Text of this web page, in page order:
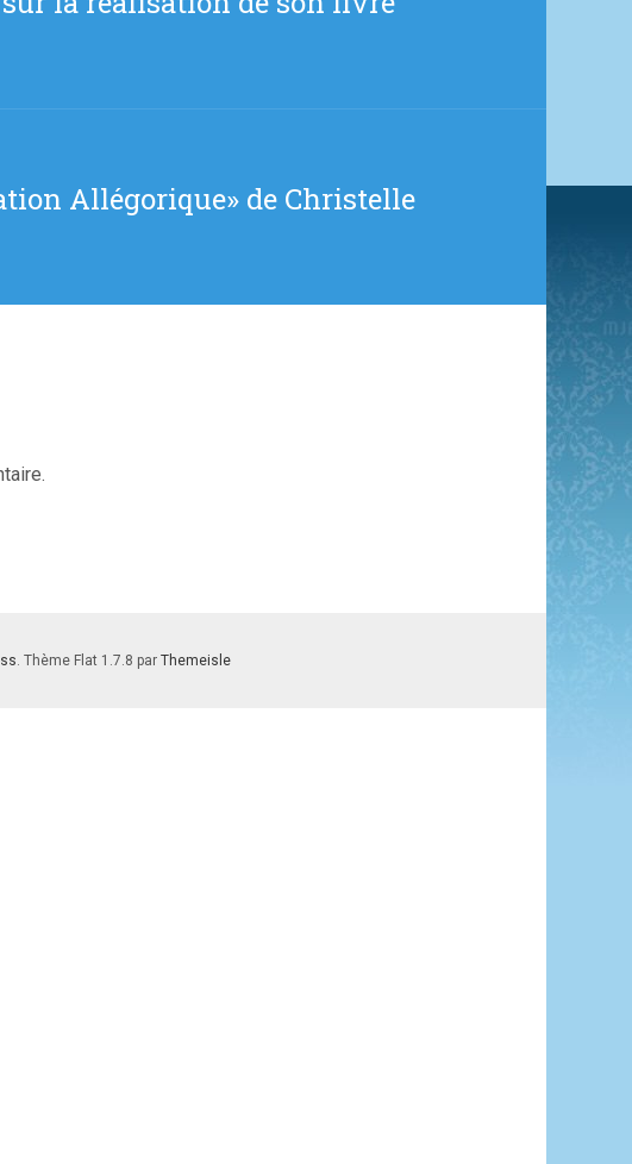
Allégorique» de Christelle
. Thème Flat 1.7.8 par Themeisle